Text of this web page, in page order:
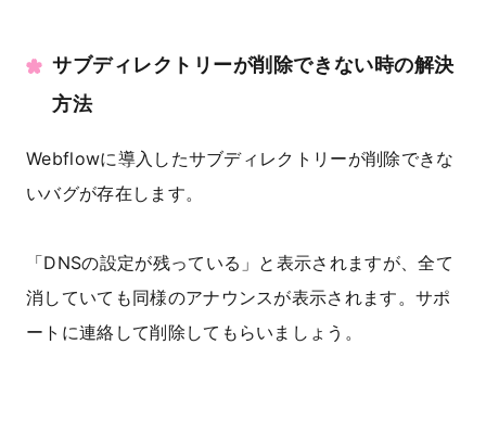
サブディレクトリーが削除できない時の解決
方法
Webflowに導入したサブディレクトリーが削除できな
いバグが存在します。
「DNSの設定が残っている」と表示されますが、全て
消していても同様のアナウンスが表示されます。サポ
ートに連絡して削除してもらいましょう。